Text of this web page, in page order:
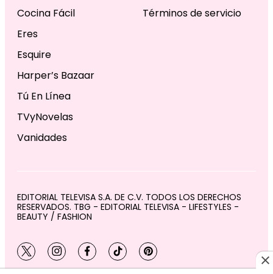
Cocina Fácil
Eres
Esquire
Harper’s Bazaar
Tú En Línea
TVyNovelas
Vanidades
Términos de servicio
EDITORIAL TELEVISA S.A. DE C.V. TODOS LOS DERECHOS
RESERVADOS. TBG - EDITORIAL TELEVISA - LIFESTYLES -
BEAUTY / FASHION
twitterinstagram
facebooktiktokpinterest